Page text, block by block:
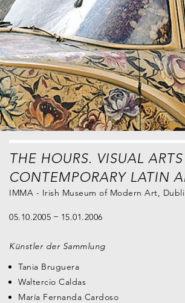
THE HOURS. VISUAL
CONTEMPORARY LATIN
IMMA - Irish Museum of Modern Art,
05.10.2005 15.01.2006
Künstler der Sammlung
Tania Bruguera
Waltercio Caldas
María Fernanda Cardoso